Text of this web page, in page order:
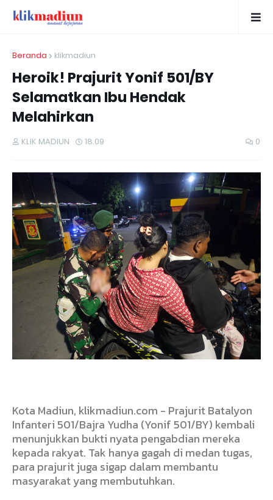
Beranda klikmadiun
Heroik! Prajurit Yonif 501/BY
Selamatkan Ibu Hendak
Melahirkan
KLIK MADIUN 18.09 0
Kota Madiun, klikmadiun.com - Prajurit Batalyon
Infanteri 501/Bajra Yudha (Yonif 501/BY) kembali
menunjukkan bukti nyata pengabdian mereka
kepada rakyat. Tak hanya gagah di medan tugas,
para prajurit juga sigap dalam membantu
masyarakat yang membutuhkan.